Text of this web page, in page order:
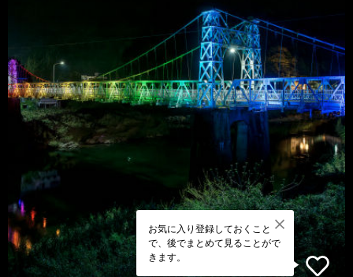
お気に入り登録しておくこと
で、後でまとめて見ることがで
きます。